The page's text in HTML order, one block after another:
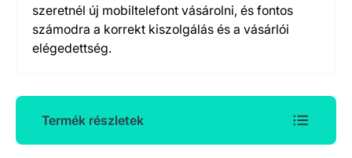
szeretnél új mobiltelefont vásárolni, és fontos
számodra a korrekt kiszolgálás és a vásárlói
elégedettség.
Termék részletek